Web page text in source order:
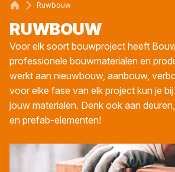
Ruwbouw
RUW­BOUW
Voor elk soort bouwproject heeft
professionele bouwmaterialen en
werkt aan nieuwbouw, aanbouw,
voor elke fase van elk project kun je
jouw materialen. Denk ook aan
en prefab-elementen!